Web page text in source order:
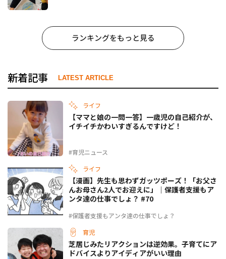
ランキングをもっと見る
新着記事 LATEST ARTICLE
ライフ
#育児ニュース
【ママと娘の一問一答】一歳児の自己紹介が、
イチイチかわいすぎるんですけど！
ライフ
#保護者支援もアンタ達の仕事でしょ？
【漫画】先生も思わずガッツポーズ！「お父さ
んお母さん2人でお迎えに」｜保護者支援もア
ンタ達の仕事でしょ？ #70
育児
芝居じみたリアクションは逆効果。子育てにア
ドバイスよりアイディアがいい理由